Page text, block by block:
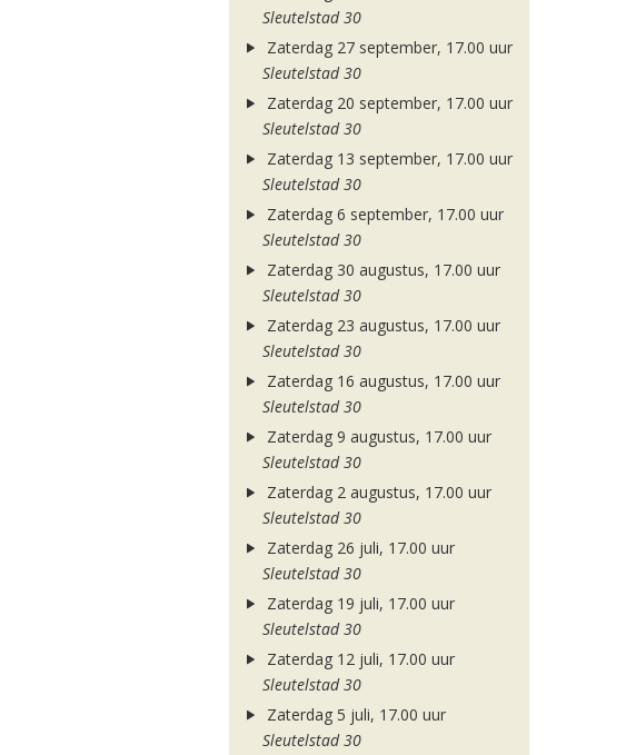
Sleutelstad 30
Zaterdag 27 september, 17.00 uur
Sleutelstad 30
Zaterdag 20 september, 17.00 uur
Sleutelstad 30
Zaterdag 13 september, 17.00 uur
Sleutelstad 30
Zaterdag 6 september, 17.00 uur
Sleutelstad 30
Zaterdag 30 augustus, 17.00 uur
Sleutelstad 30
Zaterdag 23 augustus, 17.00 uur
Sleutelstad 30
Zaterdag 16 augustus, 17.00 uur
Sleutelstad 30
Zaterdag 9 augustus, 17.00 uur
Sleutelstad 30
Zaterdag 2 augustus, 17.00 uur
Sleutelstad 30
Zaterdag 26 juli, 17.00 uur
Sleutelstad 30
Zaterdag 19 juli, 17.00 uur
Sleutelstad 30
Zaterdag 12 juli, 17.00 uur
Sleutelstad 30
Zaterdag 5 juli, 17.00 uur
Sleutelstad 30